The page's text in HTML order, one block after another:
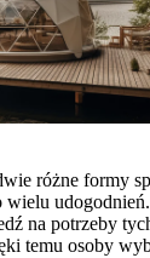
różne formy
wielu
na potrzeby
temu osoby